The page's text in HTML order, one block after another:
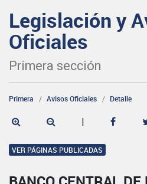
Legislación y
Oficiales
Primera sección
Primera Avisos Oficiales Detalle
|
VER PÁGINAS PUBLICADAS